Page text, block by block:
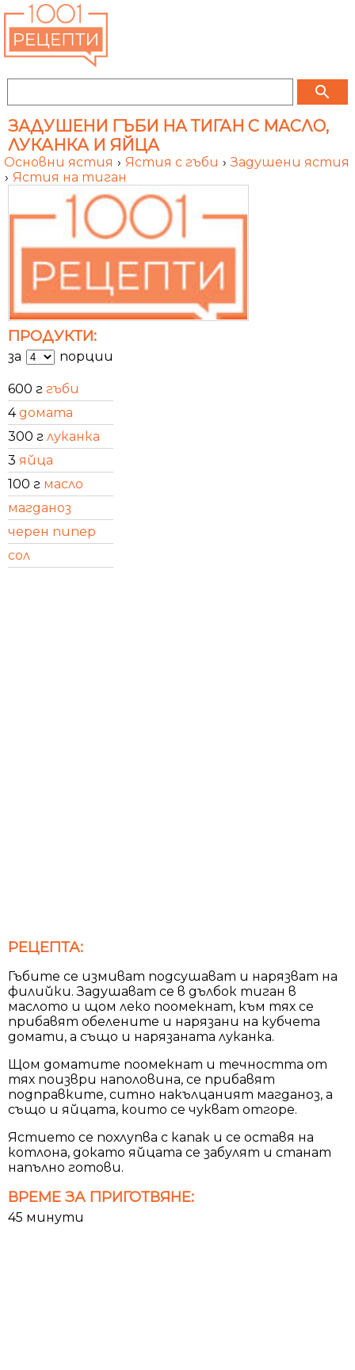
search
ЗАДУШЕНИ ГЪБИ НА ТИГАН С МАСЛО,
ЛУКАНКА И ЯЙЦА
Основни ястия › Ястия с гъби › Задушени ястия
› Ястия на тиган
ПРОДУКТИ:
за порции
600 г гъби
4домата
300 г луканка
3 яйца
100 г масло
магданоз
черен пипер
сол
РЕЦЕПТА:
Гъбите се измиват подсушават и нарязват на
филийки. Задушават се в дълбок тиган в
маслото и щом леко поомекнат, към тях се
прибавят обелените и нарязани на кубчета
домати, а също и нарязаната луканка.
Щом доматите поомекнат и течността от
тях поизври наполовина, се прибавят
подправките, ситно накълцаният магданоз, а
също и яйцата, които се чукват отгоре.
Ястието се похлупва с капак и се оставя на
котлона, докато яйцата се забулят и станат
напълно готови.
ВРЕМЕ ЗА ПРИГОТВЯНЕ:
45 минути